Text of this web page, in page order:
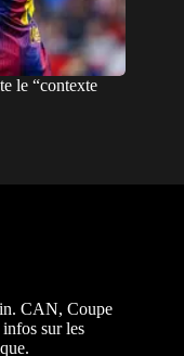
le “contexte
CAN, Coupe
sur les